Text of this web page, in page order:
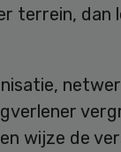
terrein, dan
wijze de